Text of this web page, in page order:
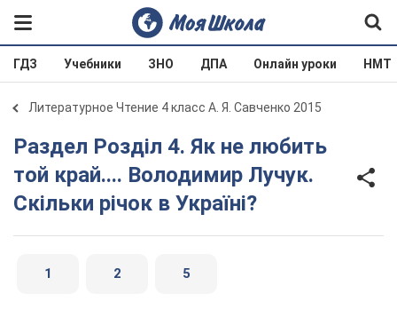
ГДЗ Учебники ЗНО ДПА Онлайн уроки НМТ
Литературное Чтение 4 класс А. Я. Савченко 2015
Раздел Розділ 4. Як не любить
той край.... Володимир Лучук.
Скільки річок в Україні?
1 2 5